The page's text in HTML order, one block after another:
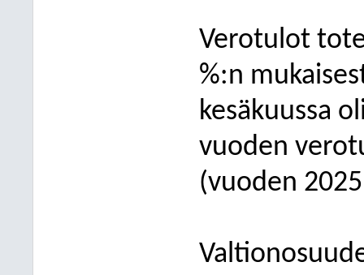
Verotulot
%:n
kesäkuussa
vuoden
(vuoden